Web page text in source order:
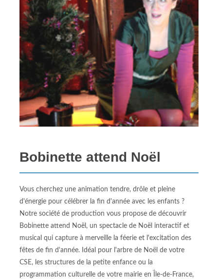
Bobinette attend Noël
Vous cherchez une animation tendre, drôle et pleine
d'énergie pour célébrer la fin d'année avec les enfants ?
Notre société de production vous propose de découvrir
Bobinette attend Noël, un spectacle de Noël interactif et
musical qui capture à merveille la féerie et l'excitation des
fêtes de fin d'année. Idéal pour l'arbre de Noël de votre
CSE, les structures de la petite enfance ou la
programmation culturelle de votre mairie en Île-de-France,